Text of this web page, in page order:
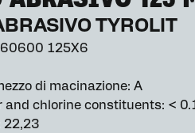
TYROLIT
125X6
di macinazione: A
and chlorine constituents: <
22,23